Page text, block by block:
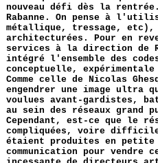
nouveau défi dès la
Rabanne. On pense à
métallique, tressage,
architecturées. Pour en
services à la direction de
intégré l'ensemble des
conceptuelle,
Comme celle de Nicolas
engendrer une image ultra
voulues avant-gardistes,
au sein des réseaux
Cependant, est-ce que le
compliquées, voire
étaient produites en
communication pour